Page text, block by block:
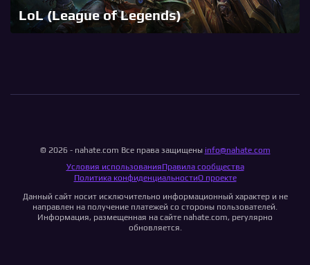
LoL (League of Legends)
© 2026 - nahate.com Все права защищены info@nahate.com
Условия использованияПравила сообщества
Политика конфиденциальностиО проекте
Данный сайт носит исключительно информационный характер и не
направлен на получение платежей со стороны пользователей.
Информация, размещенная на сайте nahate.com, регулярно
обновляется.